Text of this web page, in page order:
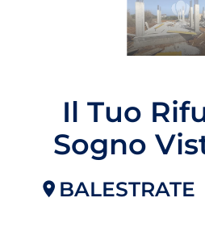
Il Tuo
Sogno
BALESTRATE